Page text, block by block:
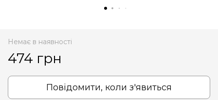
Немає в наявності
474 грн
Повідомити, коли з'явиться